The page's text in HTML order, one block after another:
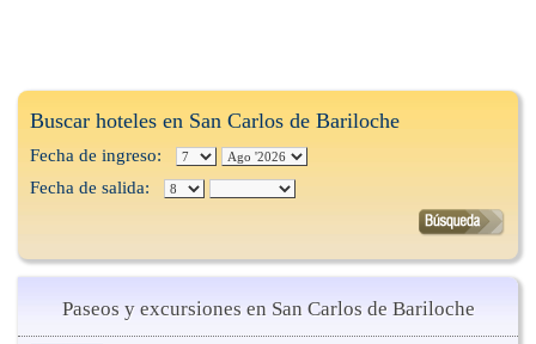
Buscar hoteles en San Carlos de Bariloche
Fecha de ingreso:
Fecha de salida:
Paseos y excursiones en San Carlos de Bariloche